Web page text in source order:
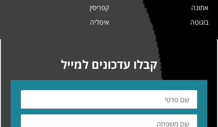
אתונה
בוגוטה
קפריסין
איטליה
קבלו עדכונים למייל